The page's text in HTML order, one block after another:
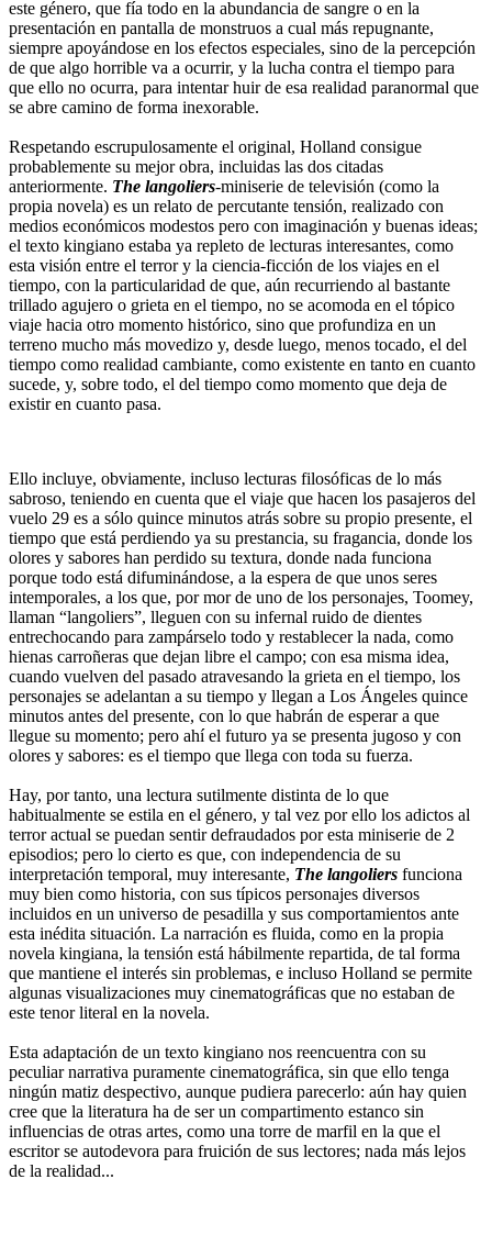
este género, que fía todo en la abundancia de sangre o en la
presentación en pantalla de monstruos a cual más repugnante,
siempre apoyándose en los efectos especiales, sino de la percepción
de que algo horrible va a ocurrir, y la lucha contra el tiempo para
que ello no ocurra, para intentar huir de esa realidad paranormal que
se abre camino de forma inexorable.
Respetando escrupulosamente el original, Holland consigue
probablemente su mejor obra, incluidas las dos citadas
anteriormente. The langoliers-miniserie de televisión (como la
propia novela) es un relato de percutante tensión, realizado con
medios económicos modestos pero con imaginación y buenas ideas;
el texto kingiano estaba ya repleto de lecturas interesantes, como
esta visión entre el terror y la ciencia-ficción de los viajes en el
tiempo, con la particularidad de que, aún recurriendo al bastante
trillado agujero o grieta en el tiempo, no se acomoda en el tópico
viaje hacia otro momento histórico, sino que profundiza en un
terreno mucho más movedizo y, desde luego, menos tocado, el del
tiempo como realidad cambiante, como existente en tanto en cuanto
sucede, y, sobre todo, el del tiempo como momento que deja de
existir en cuanto pasa.
Ello incluye, obviamente, incluso lecturas filosóficas de lo más
sabroso, teniendo en cuenta que el viaje que hacen los pasajeros del
vuelo 29 es a sólo quince minutos atrás sobre su propio presente, el
tiempo que está perdiendo ya su prestancia, su fragancia, donde los
olores y sabores han perdido su textura, donde nada funciona
porque todo está difuminándose, a la espera de que unos seres
intemporales, a los que, por mor de uno de los personajes, Toomey,
llaman “langoliers”, lleguen con su infernal ruido de dientes
entrechocando para zampárselo todo y restablecer la nada, como
hienas carroñeras que dejan libre el campo; con esa misma idea,
cuando vuelven del pasado atravesando la grieta en el tiempo, los
personajes se adelantan a su tiempo y llegan a Los Ángeles quince
minutos antes del presente, con lo que habrán de esperar a que
llegue su momento; pero ahí el futuro ya se presenta jugoso y con
olores y sabores: es el tiempo que llega con toda su fuerza.
Hay, por tanto, una lectura sutilmente distinta de lo que
habitualmente se estila en el género, y tal vez por ello los adictos al
terror actual se puedan sentir defraudados por esta miniserie de 2
episodios; pero lo cierto es que, con independencia de su
interpretación temporal, muy interesante, The langoliers funciona
muy bien como historia, con sus típicos personajes diversos
incluidos en un universo de pesadilla y sus comportamientos ante
esta inédita situación. La narración es fluida, como en la propia
novela kingiana, la tensión está hábilmente repartida, de tal forma
que mantiene el interés sin problemas, e incluso Holland se permite
algunas visualizaciones muy cinematográficas que no estaban de
este tenor literal en la novela.
Esta adaptación de un texto kingiano nos reencuentra con su
peculiar narrativa puramente cinematográfica, sin que ello tenga
ningún matiz despectivo, aunque pudiera parecerlo: aún hay quien
cree que la literatura ha de ser un compartimento estanco sin
influencias de otras artes, como una torre de marfil en la que el
escritor se autodevora para fruición de sus lectores; nada más lejos
de la realidad...